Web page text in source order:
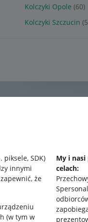
piksele, SDK)
innymi
że
(w tym w
My i
celach:
Kolczyki Opole (60)
Kolczyki Szczucin